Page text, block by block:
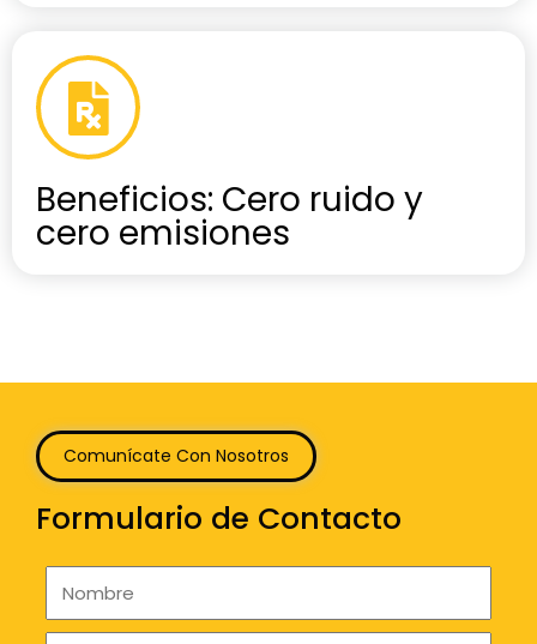
Beneficios: Cero ruido y
cero emisiones
Comunícate Con Nosotros
Formulario de Contacto